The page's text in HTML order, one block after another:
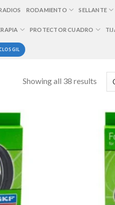
RODAMIENTO SELLANTE
PROTECTOR CUADRO
GIL
Showing all 38 results